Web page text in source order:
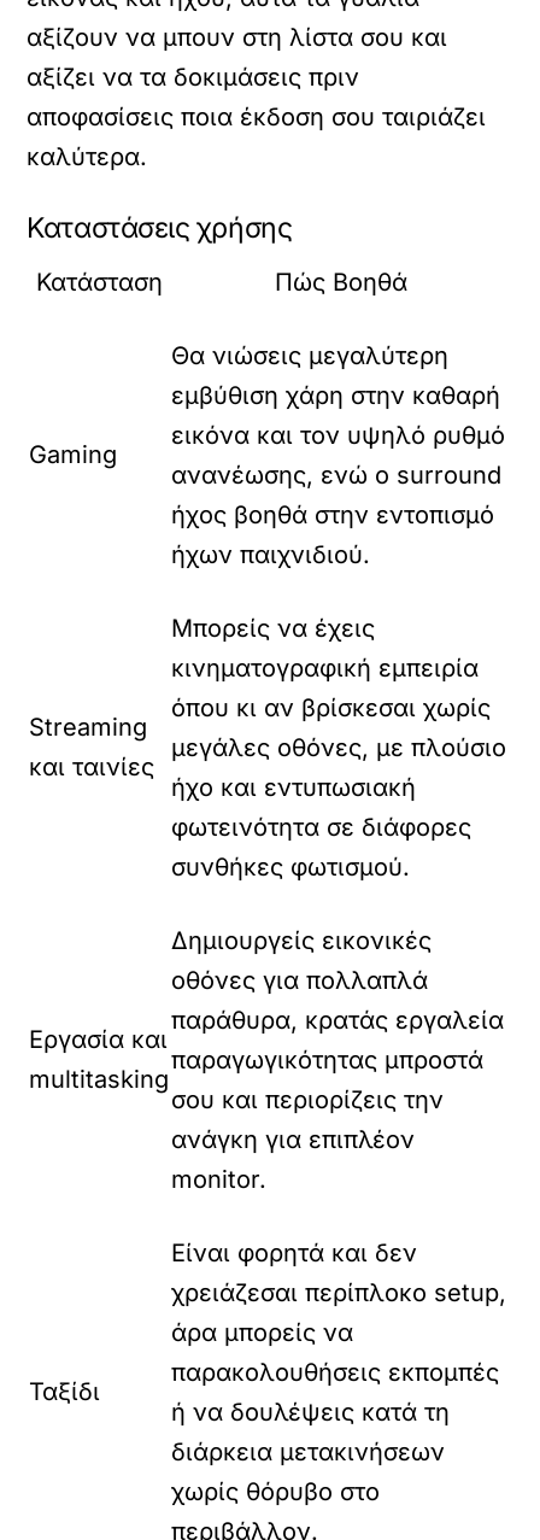
αξίζουν να μπουν στη λίστα σου και
αξίζει να τα δοκιμάσεις πριν
αποφασίσεις ποια έκδοση σου ταιριάζει
καλύτερα.
Καταστάσεις χρήσης
Κατάσταση Πώς Βοηθά
Gaming
Θα νιώσεις μεγαλύτερη
εμβύθιση χάρη στην καθαρή
εικόνα και τον υψηλό ρυθμό
ανανέωσης, ενώ ο surround
ήχος βοηθά στην εντοπισμό
ήχων παιχνιδιού.
Streaming
και ταινίες
Μπορείς να έχεις
κινηματογραφική εμπειρία
όπου κι αν βρίσκεσαι χωρίς
μεγάλες οθόνες, με πλούσιο
ήχο και εντυπωσιακή
φωτεινότητα σε διάφορες
συνθήκες φωτισμού.
Εργασία και
multitasking
Δημιουργείς εικονικές
οθόνες για πολλαπλά
παράθυρα, κρατάς εργαλεία
παραγωγικότητας μπροστά
σου και περιορίζεις την
ανάγκη για επιπλέον
monitor.
Ταξίδι
Είναι φορητά και δεν
χρειάζεσαι περίπλοκο setup,
άρα μπορείς να
παρακολουθήσεις εκπομπές
ή να δουλέψεις κατά τη
διάρκεια μετακινήσεων
χωρίς θόρυβο στο
περιβάλλον.